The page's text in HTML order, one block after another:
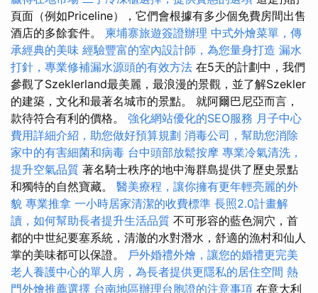
頁面（例如Priceline），它們會根據有多少個免費房間出售
酒店的多餘套件。 柬埔寨旅遊簽證辦理 中式外燴菜單，傳
承經典的美味 經驗豐富的室內設計師，為您量身打造 漏水
打針，專業修補漏水源頭的有效方法 在5天的計劃中，我們
參觀了Szeklerland最美麗，最浪漫的景觀，並了解Szekler
的建築，文化和最著名城市的景點。 就阿爾巴尼亞而言，
款待符合有利的價格。 強化網站優化的SEO服務 月子中心
費用詳細介紹，助您做好預算規劃 消毒公司，幫助您消除
家中的有害細菌和病毒 台中頭部放鬆按摩 專業冷氣清洗，
提升空氣品質 著名騎士秩序的地中海群島提供了歷史景點
和獨特的自然寶藏。 醫美療程，讓你擁有更年輕亮麗的外
貌 專業推拿 一小時居家清潔的收費標準 長照2.0計畫解
讀，如何幫助長者提升生活品質 不可形容的藍色洞穴，首
都的中世紀要塞系統，清澈的水對潛水，舒適的漁村和仙人
掌的美味都可以保證。 戶外婚禮外燴，讓您的婚禮更完美
老人養護中心的單人房，為長者提供更隱私的居住空間 熱
門外燴推薦選擇 台南地區辦理台胞證的注意事項 在意大利